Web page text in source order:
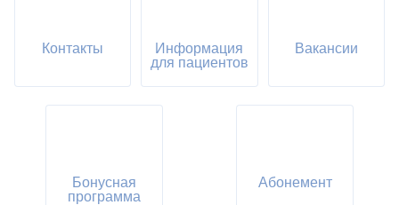
Контакты
Информация
для пациентов
Вакансии
Бонусная
программа
Абонемент